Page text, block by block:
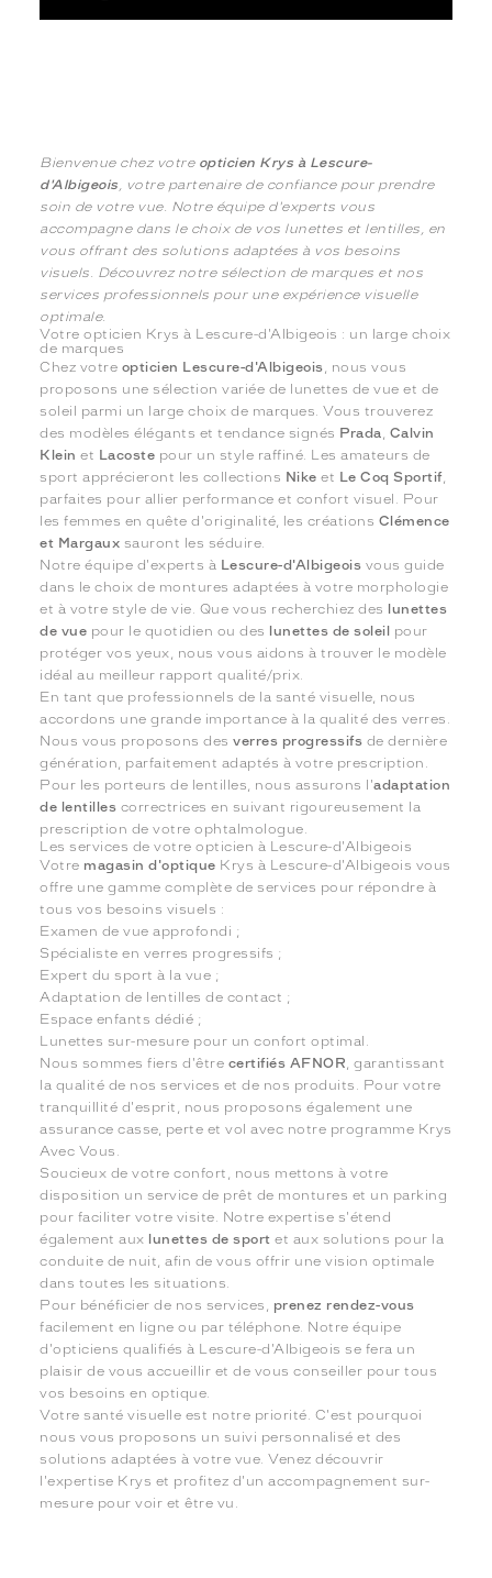
Bienvenue chez votre opticien Krys à Lescure-
d'Albigeois , votre partenaire de confiance pour prendre
soin de votre vue. Notre équipe d'experts vous
accompagne dans le choix de vos lunettes et lentilles, en
vous offrant des solutions adaptées à vos besoins
visuels. Découvrez notre sélection de marques et nos
services professionnels pour une expérience visuelle
optimale.
Votre opticien Krys à Lescure-d'Albigeois : un large choix
de marques
Chez votre opticien Lescure-d'Albigeois , nous vous
proposons une sélection variée de lunettes de vue et de
soleil parmi un large choix de marques. Vous trouverez
des modèles élégants et tendance signés Prada Calvin
Klein et Lacoste pour un style raffiné. Les amateurs de
sport apprécieront les collections Nike et Le Coq Sportif,
parfaites pour allier performance et confort visuel. Pour
les femmes en quête d'originalité, les créations Clémence
et Margaux sauront les séduire.
Notre équipe d'experts à Lescure-d'Albigeois vous guide
dans le choix de montures adaptées à votre morphologie
et à votre style de vie. Que vous recherchiez des lunettes
de vue pour le quotidien ou des lunettes de soleil pour
protéger vos yeux, nous vous aidons à trouver le modèle
idéal au meilleur rapport qualité/prix.
En tant que professionnels de la santé visuelle, nous
accordons une grande importance à la qualité des verres.
Nous vous proposons desverres progressifs de dernière
génération, parfaitement adaptés à votre prescription.
Pour les porteurs de lentilles, nous assurons l'adaptation
de lentilles correctrices en suivant rigoureusement la
prescription de votre ophtalmologue.
Les services de votre opticien à Lescure-d'Albigeois
Votre magasin d'optique Krys à Lescure-d'Albigeois vous
offre une gamme complète de services pour répondre à
tous vos besoins visuels :
Examen de vue approfondi ;
Spécialiste en verres progressifs ;
Expert du sport à la vue ;
Adaptation de lentilles de contact ;
Espace enfants dédié ;
Lunettes sur-mesure pour un confort optimal.
Nous sommes fiers d'être certifiés AFNOR , garantissant
la qualité de nos services et de nos produits. Pour votre
tranquillité d'esprit, nous proposons également une
assurance casse, perte et vol avec notre programme Krys
Avec Vous.
Soucieux de votre confort, nous mettons à votre
disposition un service de prêt de montures et un parking
pour faciliter votre visite. Notre expertise s'étend
également aux lunettes de sport et aux solutions pour la
conduite de nuit, afin de vous offrir une vision optimale
dans toutes les situations.
Pour bénéficier de nos services,
prenez rendez-vous
facilement en ligne ou par téléphone. Notre équipe
d'opticiens qualifiés à Lescure-d'Albigeois se fera un
plaisir de vous accueillir et de vous conseiller pour tous
vos besoins en optique.
Votre santé visuelle est notre priorité. C'est pourquoi
nous vous proposons un suivi personnalisé et des
solutions adaptées à votre vue. Venez découvrir
l'expertise Krys et profitez d'un accompagnement sur-
mesure pour voir et être vu.